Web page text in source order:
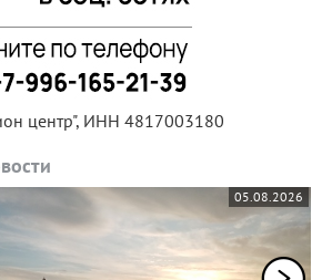
центр", ИНН 4817003180
05.08.2026